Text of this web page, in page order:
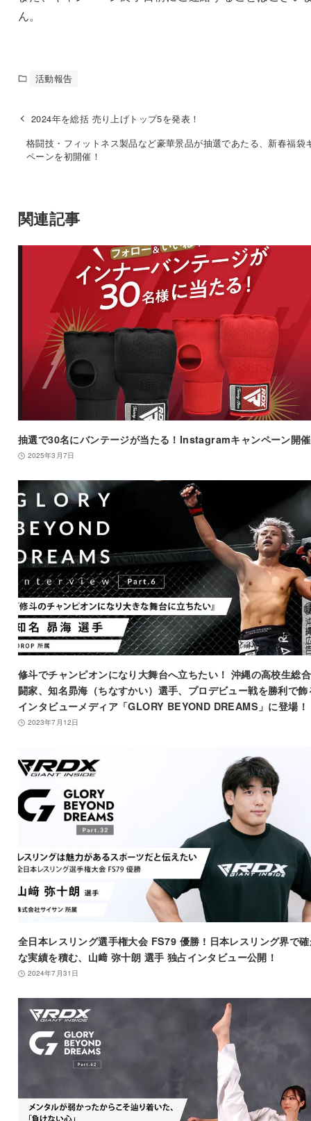
ん。
活動報告
2024年を総括 売り上げトップ5を発表！
格闘技・フィットネス製品など豪華景品が抽選であたる、新春福袋
ペーンを初開催！
関連記事
抽選で30名にバンテージが当たる！Instagramキャンペーン開
2025年3月7日
修斗でチャンピオンになり大舞台へ立ちたい！ 沖縄の高校生総
闘家、知名昴海（ちなすかい）選手、プロデビュー戦を勝利で飾
インタビューメディア「GLORY BEYOND DREAMS」に登場！
2023年7月12日
全日本レスリング選手権大会 FS79 優勝 ! 日本レスリング界で
な実績を積む、山﨑 弥十朗 選手 独占インタビュー公開！
2024年7月31日